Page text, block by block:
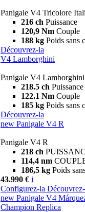
Panigale V4 Tricolore
216 ch Puissance
120,9 Nm Couple
188 kg Poids sans
Découvrez-la
V4 Lamborghini
Panigale V4 Lamborghini
218.5 ch Puissance
122.1 Nm Couple
185 kg Poids sans
Découvrez-la
new Panigale V4 R
Panigale V4 R
218 ch
114,4 nm
186,5 kg Poids
43.990 € i
Configurez-la
new Panigale V4
Champion Replica